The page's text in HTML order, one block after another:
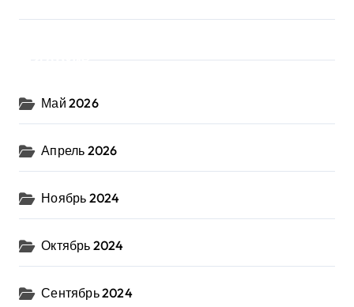
Май 2026
Апрель 2026
Ноябрь 2024
Октябрь 2024
Сентябрь 2024